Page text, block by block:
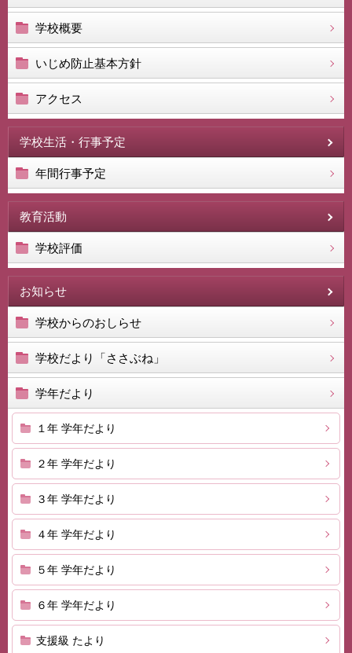
学校概要
いじめ防止基本方針
アクセス
学校生活・行事予定
年間行事予定
教育活動
学校評価
お知らせ
学校からのおしらせ
学校だより「ささぶね」
学年だより
１年 学年だより
２年 学年だより
３年 学年だより
４年 学年だより
５年 学年だより
６年 学年だより
支援級 たより